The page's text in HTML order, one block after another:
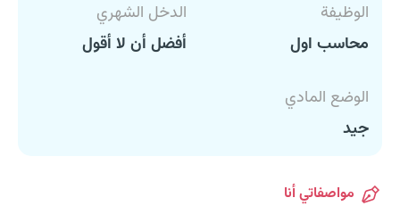
الوظيفة
محاسب اول
الدخل الشهري
أفضل أن لا أقول
الوضع المادي
جيد
مواصفاتي أنا